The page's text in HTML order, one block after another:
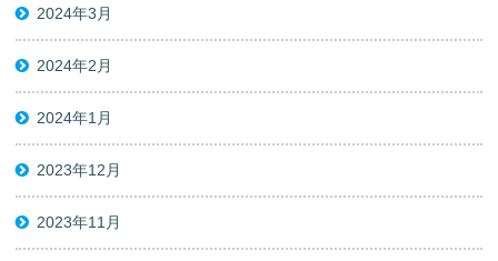
2024年3月
2024年2月
2024年1月
2023年12月
2023年11月